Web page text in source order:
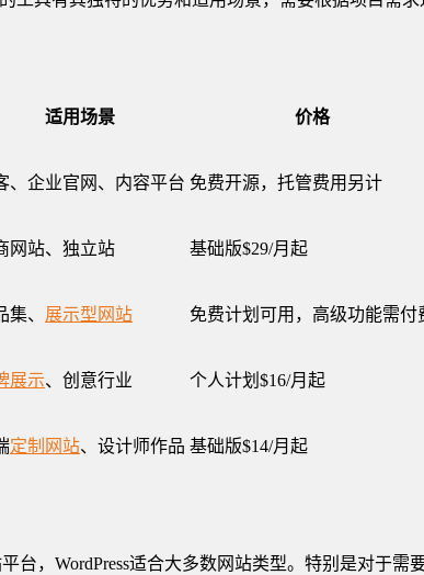
适用场景 价格
、企业官网、内容平台 免费开源，托管费用另计
网站、独立站 基础版$29/月起
集、 展示型网站 免费计划可用，高级功能需付
展示、创意行业 个人计划$16/月起
定制网站、设计师作品 基础版$14/月起
台，WordPress适合大多数网站类型。特别是对于